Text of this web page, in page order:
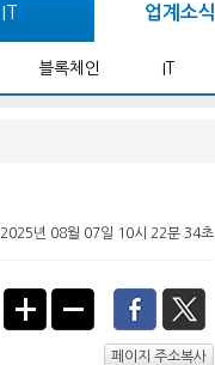
IT 업계소식
블록체인 IT
2025년 08월 07일 10시 22분 34초
페이지 주소복사